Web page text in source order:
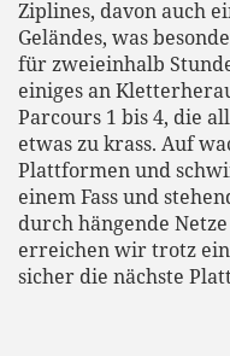
Ziplines, davon auch
Geländes, was
für zweieinhalb
einiges an
Parcours 1 bis 4, die
etwas zu krass. Auf
Plattformen und
einem Fass und
durch hängende
erreichen wir trotz
sicher die nächste